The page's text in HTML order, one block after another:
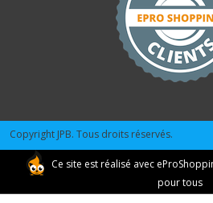
Copyright JPB. Tous droits réservés.
Ce site est réalisé avec
pour tous